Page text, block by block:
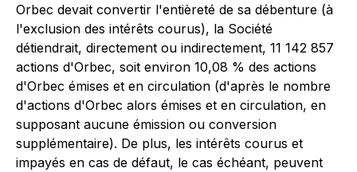
Orbec devait convertir l'entièreté de sa débenture (à
l'exclusion des intérêts courus), la Société
détiendrait, directement ou indirectement, 11 142 857
actions d'Orbec, soit environ 10,08 % des actions
d'Orbec émises et en circulation (d'après le nombre
d'actions d'Orbec alors émises et en circulation, en
supposant aucune émission ou conversion
supplémentaire). De plus, les intérêts courus et
impayés en cas de défaut, le cas échéant, peuvent